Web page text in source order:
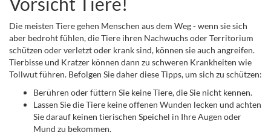
Die meisten Tiere gehen Menschen aus dem Weg - wenn sie sich
aber bedroht fühlen, die Tiere ihren Nachwuchs oder Territorium
schützen oder verletzt oder krank sind, können sie auch angreifen.
Tierbisse und Kratzer können dann zu schweren Krankheiten wie
Tollwut führen. Befolgen Sie daher diese Tipps, um sich zu schützen:
Berühren oder füttern Sie keine Tiere, die Sie nicht kennen.
Lassen Sie die Tiere keine offenen Wunden lecken und achten
Sie darauf keinen tierischen Speichel in Ihre Augen oder
Mund zu bekommen.